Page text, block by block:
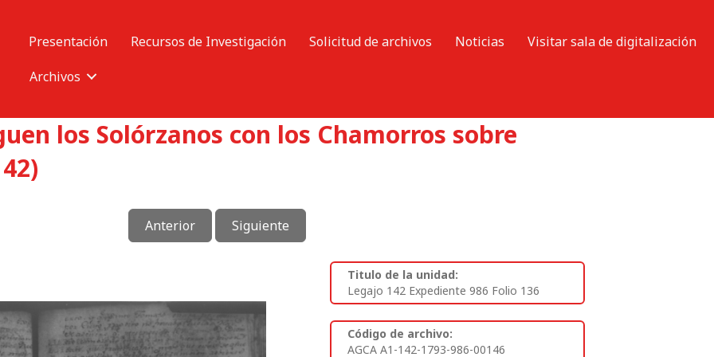
Presentación Recursos de Investigación Solicitud de archivos Noticias
Visitar sala de digitalización
Archivos
los Solórzanos con los Chamorros sobre
Anterior Siguiente
Titulo de la unidad:
Legajo 142 Expediente 986 Folio 136
Código de archivo:
AGCA A1-142-1793-986-00146